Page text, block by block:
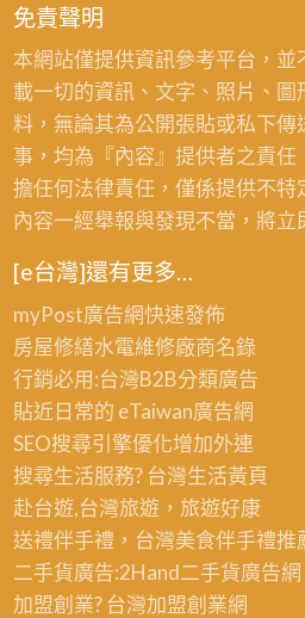
免責聲明
本網站僅提供資訊參考平台，
載一切的資訊、文字、照片、
料，無論其為公開張貼或私下
事，均為『內容』提供者之責
擔任何法律責任，僅係提供不
內容一經舉報與發現不當，將立
[e台灣]還有更多…
myPost廣告網快速發佈
房屋修繕水電維修廠商名錄
行銷必用:台灣B2B分類廣告
貼近日常的 eTaiwan廣告網
SEO搜尋引擎優化增加外連
搜尋生活服務? 台灣生活黃頁
赴台遊,台灣旅遊，旅遊好康
送禮伴手禮，台灣美食伴手禮推
二手貨廣告:2Hand二手貨廣告網
加盟創業? 台灣加盟創業網